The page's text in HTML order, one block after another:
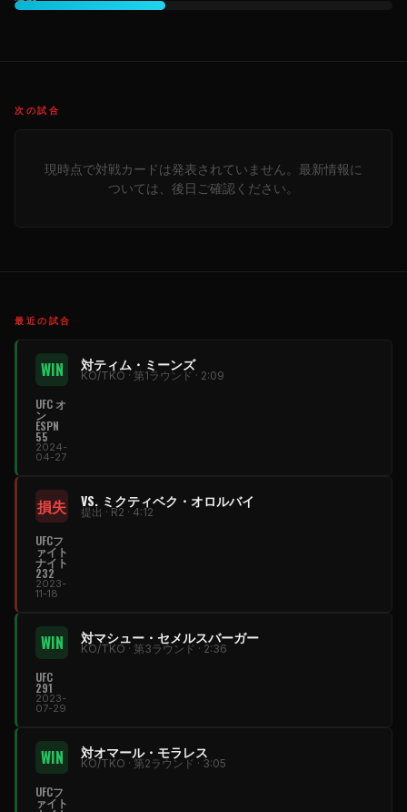
次の試合
現時点で対戦カードは発表されていません。最新情報に
ついては、後日ご確認ください。
最近の試合
WIN 対ティム・ミーンズ
KO/TKO · 第1ラウンド · 2:09
UFC オ
ン
ESPN
55
2024-
04-27
損失 VS. ミクティベク・オロルバイ
提出 · R2 · 4:12
UFCフ
ァイト
ナイト
232
2023-
11-18
WIN 対マシュー・セメルスバーガー
KO/TKO · 第3ラウンド · 2:36
UFC
291
2023-
07-29
WIN 対オマール・モラレス
KO/TKO · 第2ラウンド · 3:05
UFCフ
ァイト